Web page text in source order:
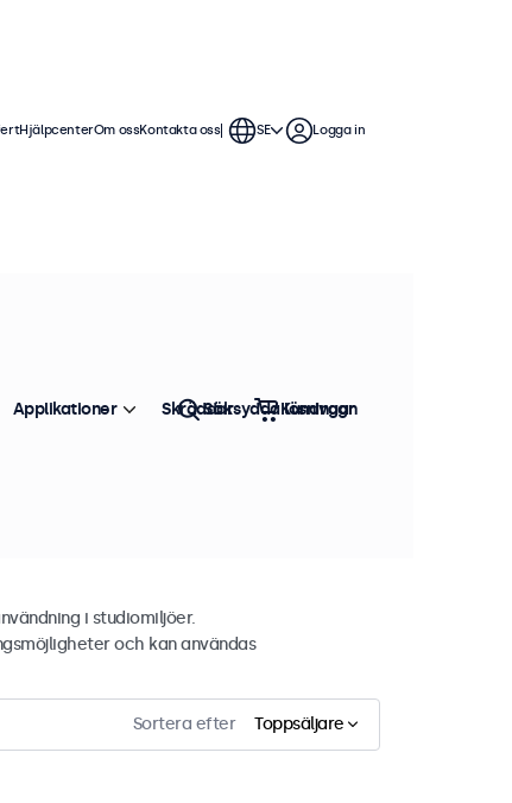
i studiomiljöer.
och kan användas
Sortera efter Toppsäljare
HjälpcenterOm ossKontakta oss SE Logga in
Applikationer Skräddarsydda lösningar
Sök Kundvagn